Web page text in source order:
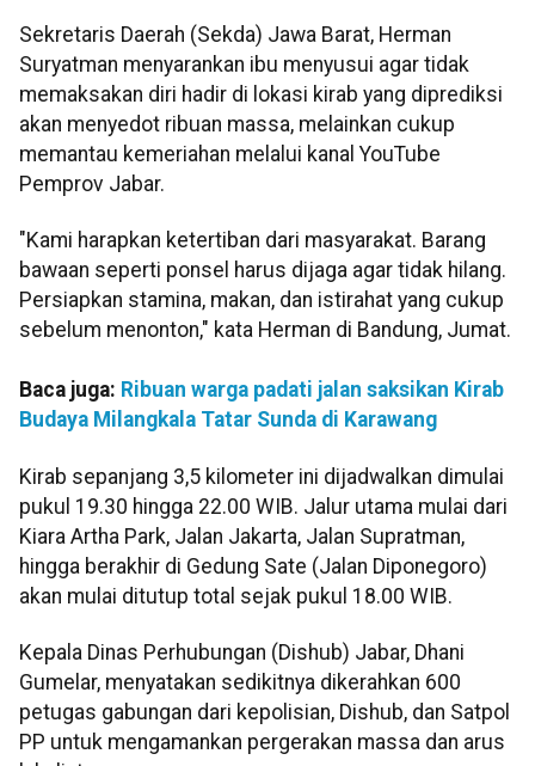
Sekretaris Daerah (Sekda) Jawa Barat, Herman
Suryatman menyarankan ibu menyusui agar tidak
memaksakan diri hadir di lokasi kirab yang diprediksi
akan menyedot ribuan massa, melainkan cukup
memantau kemeriahan melalui kanal YouTube
Pemprov Jabar.
"Kami harapkan ketertiban dari masyarakat. Barang
bawaan seperti ponsel harus dijaga agar tidak hilang.
Persiapkan stamina, makan, dan istirahat yang cukup
sebelum menonton," kata Herman di Bandung, Jumat.
Baca juga: Ribuan warga padati jalan saksikan Kirab
Budaya Milangkala Tatar Sunda di Karawang
Kirab sepanjang 3,5 kilometer ini dijadwalkan dimulai
pukul 19.30 hingga 22.00 WIB. Jalur utama mulai dari
Kiara Artha Park, Jalan Jakarta, Jalan Supratman,
hingga berakhir di Gedung Sate (Jalan Diponegoro)
akan mulai ditutup total sejak pukul 18.00 WIB.
Kepala Dinas Perhubungan (Dishub) Jabar, Dhani
Gumelar, menyatakan sedikitnya dikerahkan 600
petugas gabungan dari kepolisian, Dishub, dan Satpol
PP untuk mengamankan pergerakan massa dan arus